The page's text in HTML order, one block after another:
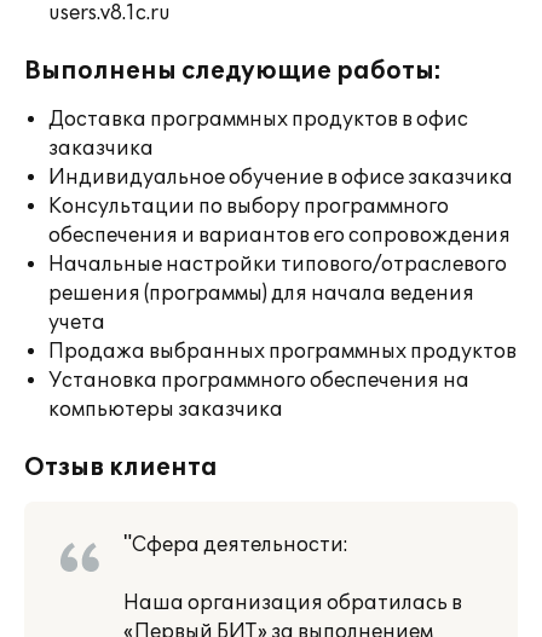
users.v8.1c.ru
Выполнены следующие работы:
Доставка программных продуктов в офис
заказчика
Индивидуальное обучение в офисе заказчика
Консультации по выбору программного
обеспечения и вариантов его сопровождения
Начальные настройки типового/отраслевого
решения (программы) для начала ведения
учета
Продажа выбранных программных продуктов
Установка программного обеспечения на
компьютеры заказчика
Отзыв клиента
"Сфера деятельности:
Наша организация обратилась в
«Первый БИТ» за выполнением